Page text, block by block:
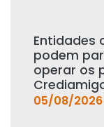
Entidades
podem
operar os
05/08/2026